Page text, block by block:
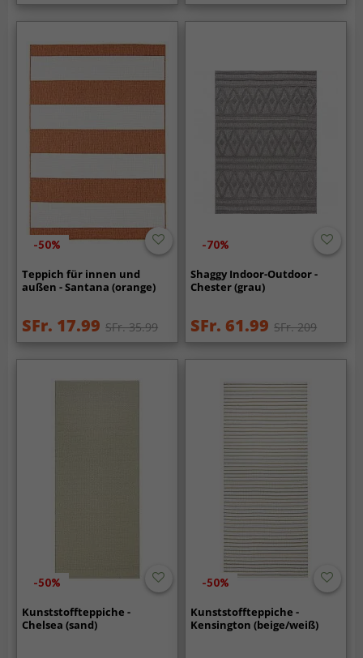
-50%
Teppich für innen und
außen - Santana (orange)
SFr. 17.99 SFr. 35.99
-70%
Shaggy Indoor-Outdoor -
Chester (grau)
SFr. 61.99 SFr. 209
-50%
Kunststoffteppiche -
Chelsea (sand)
-50%
Kunststoffteppiche -
Kensington (beige/weiß)